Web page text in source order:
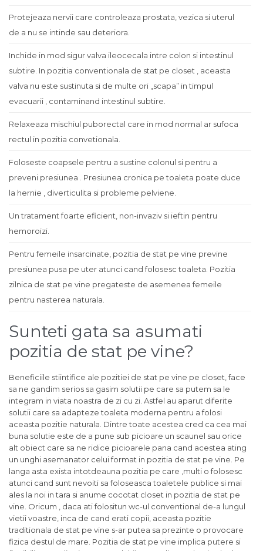
Protejeaza nervii care controleaza prostata, vezica si uterul
de a nu se intinde sau deteriora.
Inchide in mod sigur valva ileocecala intre colon si intestinul
subtire. In pozitia conventionala de stat pe closet , aceasta
valva nu este sustinuta si de multe ori „scapa” in timpul
evacuarii , contaminand intestinul subtire.
Relaxeaza mischiul puborectal care in mod normal ar sufoca
rectul in pozitia convetionala.
Foloseste coapsele pentru a sustine colonul si pentru a
preveni presiunea . Presiunea cronica pe toaleta poate duce
la hernie , diverticulita si probleme pelviene.
Un tratament foarte eficient, non-invaziv si ieftin pentru
hemoroizi.
Pentru femeile insarcinate, pozitia de stat pe vine previne
presiunea pusa pe uter atunci cand folosesc toaleta. Pozitia
zilnica de stat pe vine pregateste de asemenea femeile
pentru nasterea naturala.
Sunteti gata sa asumati
pozitia de stat pe vine?
Beneficiile stiintifice ale pozitiei de stat pe vine pe closet, face
sa ne gandim serios sa gasim solutii pe care sa putem sa le
integram in viata noastra de zi cu zi. Astfel au aparut diferite
solutii care sa adapteze toaleta moderna pentru a folosi
aceasta pozitie naturala. Dintre toate acestea cred ca cea mai
buna solutie este de a pune sub picioare un scaunel sau orice
alt obiect care sa ne ridice picioarele pana cand acestea ating
un unghi asemanator celui format in pozitia de stat pe vine. Pe
langa asta exista intotdeauna pozitia pe care ,multi o folosesc
atunci cand sunt nevoiti sa foloseasca toaletele publice si mai
ales la noi in tara si anume cocotat closet in pozitia de stat pe
vine. Oricum , daca ati folositun wc-ul conventional de-a lungul
vietii voastre, inca de cand erati copii, aceasta pozitie
traditionala de stat pe vine s-ar putea sa prezinte o provocare
fizica destul de mare. Pozitia de stat pe vine implica putere si